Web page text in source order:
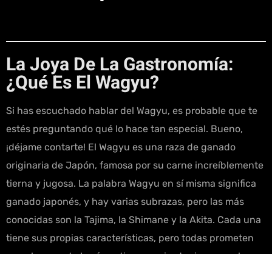
La Joya De La Gastronomía:
¿Qué Es El Wagyu?
Si has escuchado hablar del Wagyu, es probable que te
estés preguntando qué lo hace tan especial. Bueno,
¡déjame contarte! El Wagyu es una raza de ganado
originaria de Japón, famosa por su carne increíblemente
tierna y jugosa. La palabra Wagyu en sí misma significa
ganado japonés, y hay varias subrazas, pero las más
conocidas son la Tajima, la Shimane y la Akita. Cada una
tiene sus propias características, pero todas prometen